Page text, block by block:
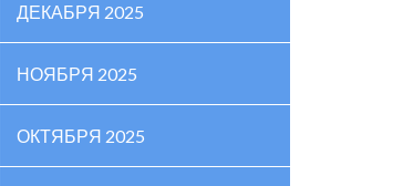
ДЕКАБРЯ 2025
НОЯБРЯ 2025
ОКТЯБРЯ 2025